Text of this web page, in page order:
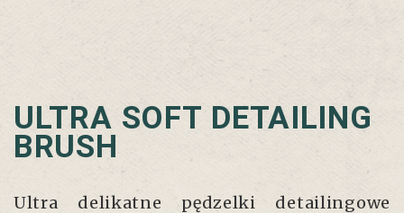
ULTRA SOFT DETAILING
BRUSH
Ultra delikatne pędzelki detailingowe